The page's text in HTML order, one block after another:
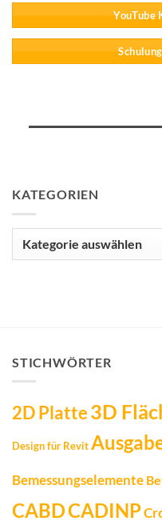
YouTube
KATEGORIEN
Kategorien
STICHWÖRTER
2D Platte3D
Design für Revit
Bemessungselemente
CABDCADINP